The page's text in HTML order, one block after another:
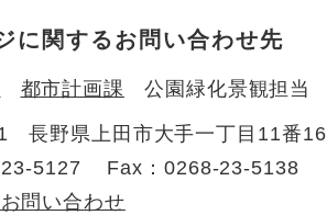
に関するお問い合わせ先
都市計画課 公園緑化景観担当
長野県上田市大手一丁目11番
5127
Fax：0268-23-5138
問い合わせ